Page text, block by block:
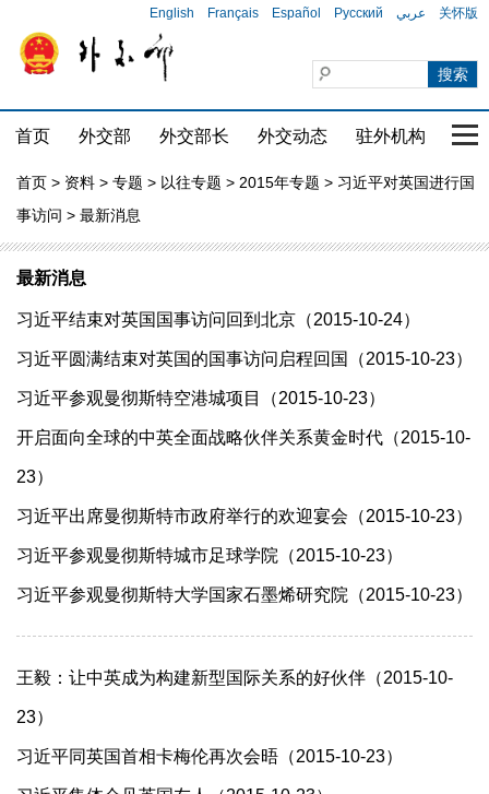
English Français Español Русский عربي 关怀版
首页 外交部 外交部长 外交动态 驻外机构 国
首页 > 资料 > 专题 > 以往专题 > 2015年专题 > 习近平对英国进行国
事访问 > 最新消息
最新消息
习近平结束对英国国事访问回到北京（2015-10-24）
习近平圆满结束对英国的国事访问启程回国（2015-10-23）
习近平参观曼彻斯特空港城项目（2015-10-23）
开启面向全球的中英全面战略伙伴关系黄金时代（2015-10-
23）
习近平出席曼彻斯特市政府举行的欢迎宴会（2015-10-23）
习近平参观曼彻斯特城市足球学院（2015-10-23）
习近平参观曼彻斯特大学国家石墨烯研究院（2015-10-23）
王毅：让中英成为构建新型国际关系的好伙伴（2015-10-
23）
习近平同英国首相卡梅伦再次会晤（2015-10-23）